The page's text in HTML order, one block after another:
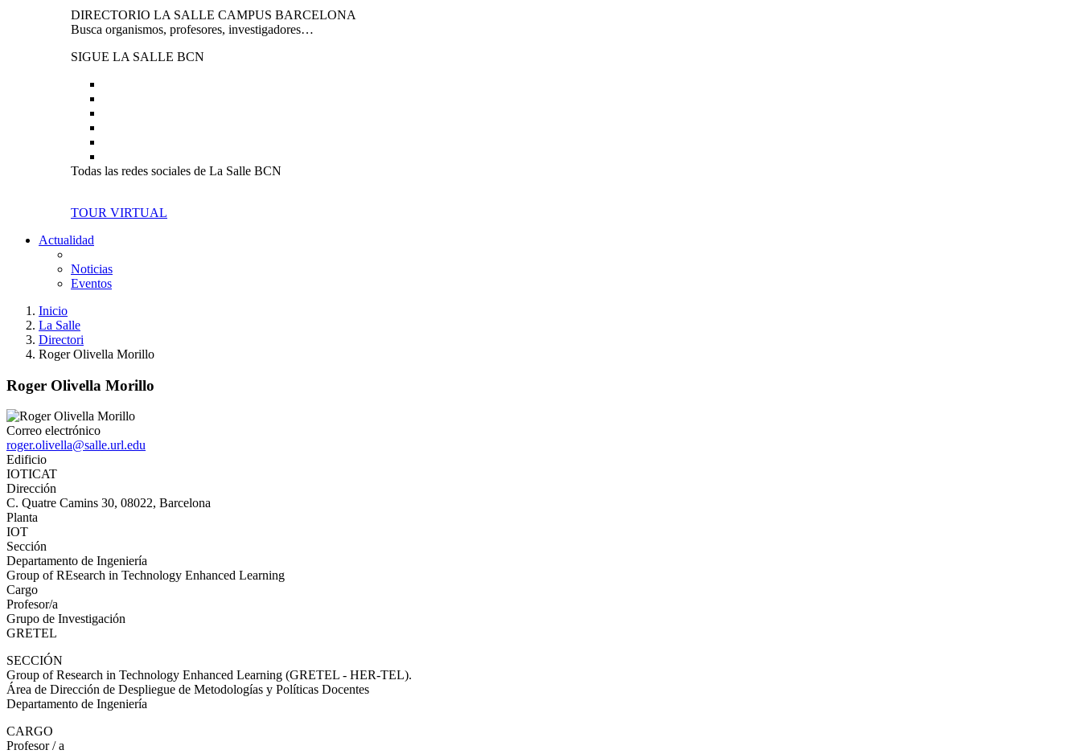
DIRECTORIO LA SALLE CAMPUS BARCELONA
Busca organismos, profesores, investigadores…
SIGUE LA SALLE BCN
Todas las redes sociales de La Salle BCN
TOUR VIRTUAL
Actualidad
Noticias
Eventos
Inicio
La Salle
Directori
Roger Olivella Morillo
Roger Olivella Morillo
Correo electrónico
roger.olivella@salle.url.edu
Edificio
IOTICAT
Dirección
C. Quatre Camins 30, 08022, Barcelona
Planta
IOT
Sección
Departamento de Ingeniería
Group of REsearch in Technology Enhanced Learning
Cargo
Profesor/a
Grupo de Investigación
GRETEL
SECCIÓN
Group of Research in Technology Enhanced Learning (GRETEL - HER-TEL).
Área de Dirección de Despliegue de Metodologías y Políticas Docentes
Departamento de Ingeniería
CARGO
Profesor / a